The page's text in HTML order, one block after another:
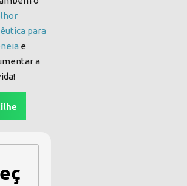
para
e
a